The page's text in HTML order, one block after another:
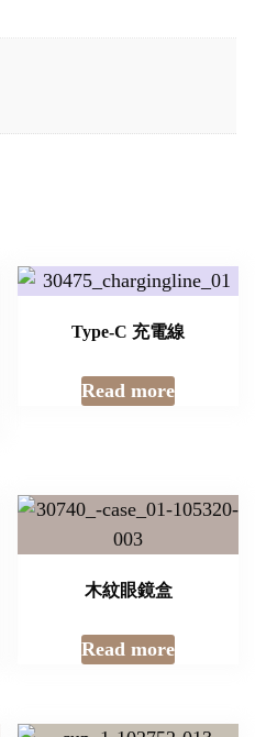
Type-C 充電線
Read more
木紋眼鏡盒
Read more